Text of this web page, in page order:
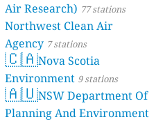
Air Research) 77 stations
Northwest Clean Air
Agency 7 stations
🇨🇦Nova Scotia
Environment 9 stations
🇦🇺NSW Department Of
Planning And Environment